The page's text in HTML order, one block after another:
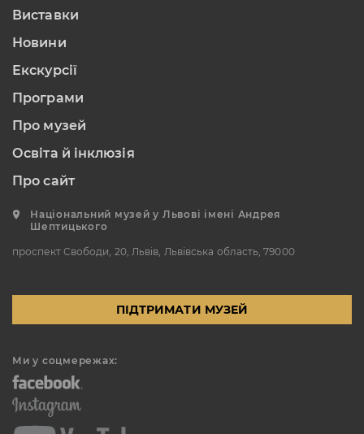
Виставки
Новини
Екскурсії
Програми
Про музей
Освіта й інклюзія
Про сайт
Національний музей у Львові імені Андрея
Шептицького
проспект Свободи, 20, Львів, Львівська область, 79000
ПІДТРИМАТИ МУЗЕЙ
Ми у соцмережах: